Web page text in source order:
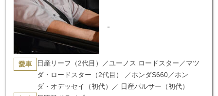
-
愛車
日産リーフ（2代目）／ユーノス ロードスター／マツ
ダ・ロードスター（2代目） ／ホンダS660／ホン
ダ・オデッセイ（初代）／ 日産パルサー（初代）